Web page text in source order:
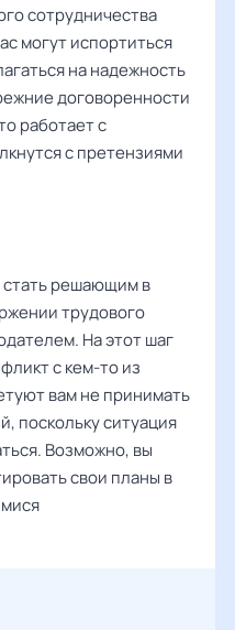
сотрудничества
могут испортиться
на надежность
договоренности
работает с
с претензиями
решающим в
трудового
На этот шаг
с кем-то из
вам не принимать
поскольку ситуация
Возможно, вы
свои планы в